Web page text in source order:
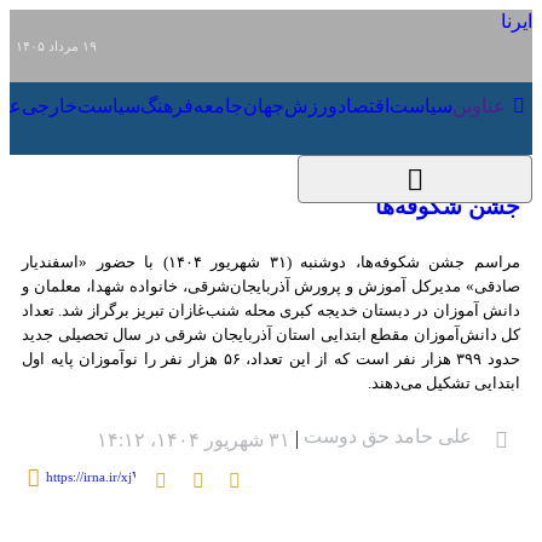
عناوین‌ سیاست اقتصاد ورزش جهان جامعه فرهنگ
جشن شکوفه‌ها
مراسم جشن شکوفه‌ها، دوشنبه (۳۱ شهریور ۱۴۰۴) با حضور «اسفندیار صادقی»
مدیرکل آموزش و پرورش آذربایجان‌شرقی، خانواده شهدا، معلمان و دانش‌ آموزان در
دبستان خدیجه کبری محله شنب‌غازان تبریز برگراز شد. تعداد کل دانش‌آموزان مقطع
ابتدایی استان آذربایجان شرقی در سال تحصیلی جدید حدود ۳۹۹ هزار نفر است که
از این تعداد، ۵۶ هزار نفر را نوآموزان پایه اول ابتدایی تشکیل می‌دهند.